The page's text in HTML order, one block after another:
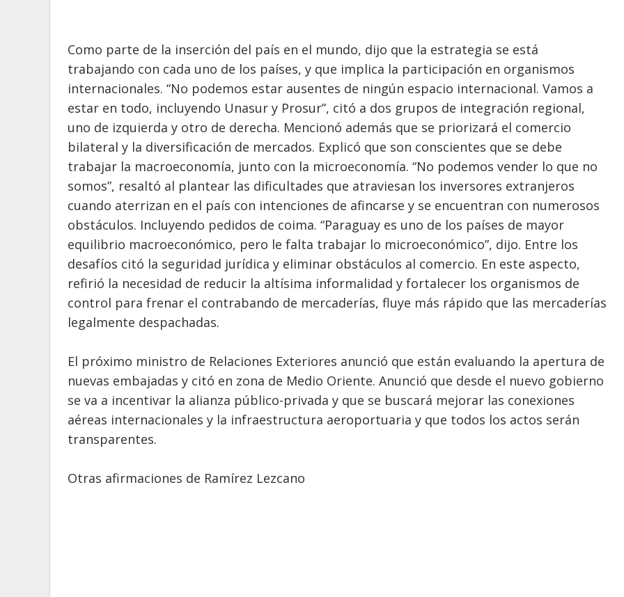
Como parte de la inserción del país en el mundo, dijo que la estrategia se está
trabajando con cada uno de los países, y que implica la participación en organismos
internacionales. “No podemos estar ausentes de ningún espacio internacional. Vamos a
estar en todo, incluyendo Unasur y Prosur”, citó a dos grupos de integración regional,
uno de izquierda y otro de derecha. Mencionó además que se priorizará el comercio
bilateral y la diversificación de mercados. Explicó que son conscientes que se debe
trabajar la macroeconomía, junto con la microeconomía. “No podemos vender lo que no
somos”, resaltó al plantear las dificultades que atraviesan los inversores extranjeros
cuando aterrizan en el país con intenciones de afincarse y se encuentran con numerosos
obstáculos. Incluyendo pedidos de coima. “Paraguay es uno de los países de mayor
equilibrio macroeconómico, pero le falta trabajar lo microeconómico”, dijo. Entre los
desafíos citó la seguridad jurídica y eliminar obstáculos al comercio. En este aspecto,
refirió la necesidad de reducir la altísima informalidad y fortalecer los organismos de
control para frenar el contrabando de mercaderías, fluye más rápido que las mercaderías
legalmente despachadas.
El próximo ministro de Relaciones Exteriores anunció que están evaluando la apertura de
nuevas embajadas y citó en zona de Medio Oriente. Anunció que desde el nuevo gobierno
se va a incentivar la alianza público-privada y que se buscará mejorar las conexiones
aéreas internacionales y la infraestructura aeroportuaria y que todos los actos serán
transparentes.
Otras afirmaciones de Ramírez Lezcano